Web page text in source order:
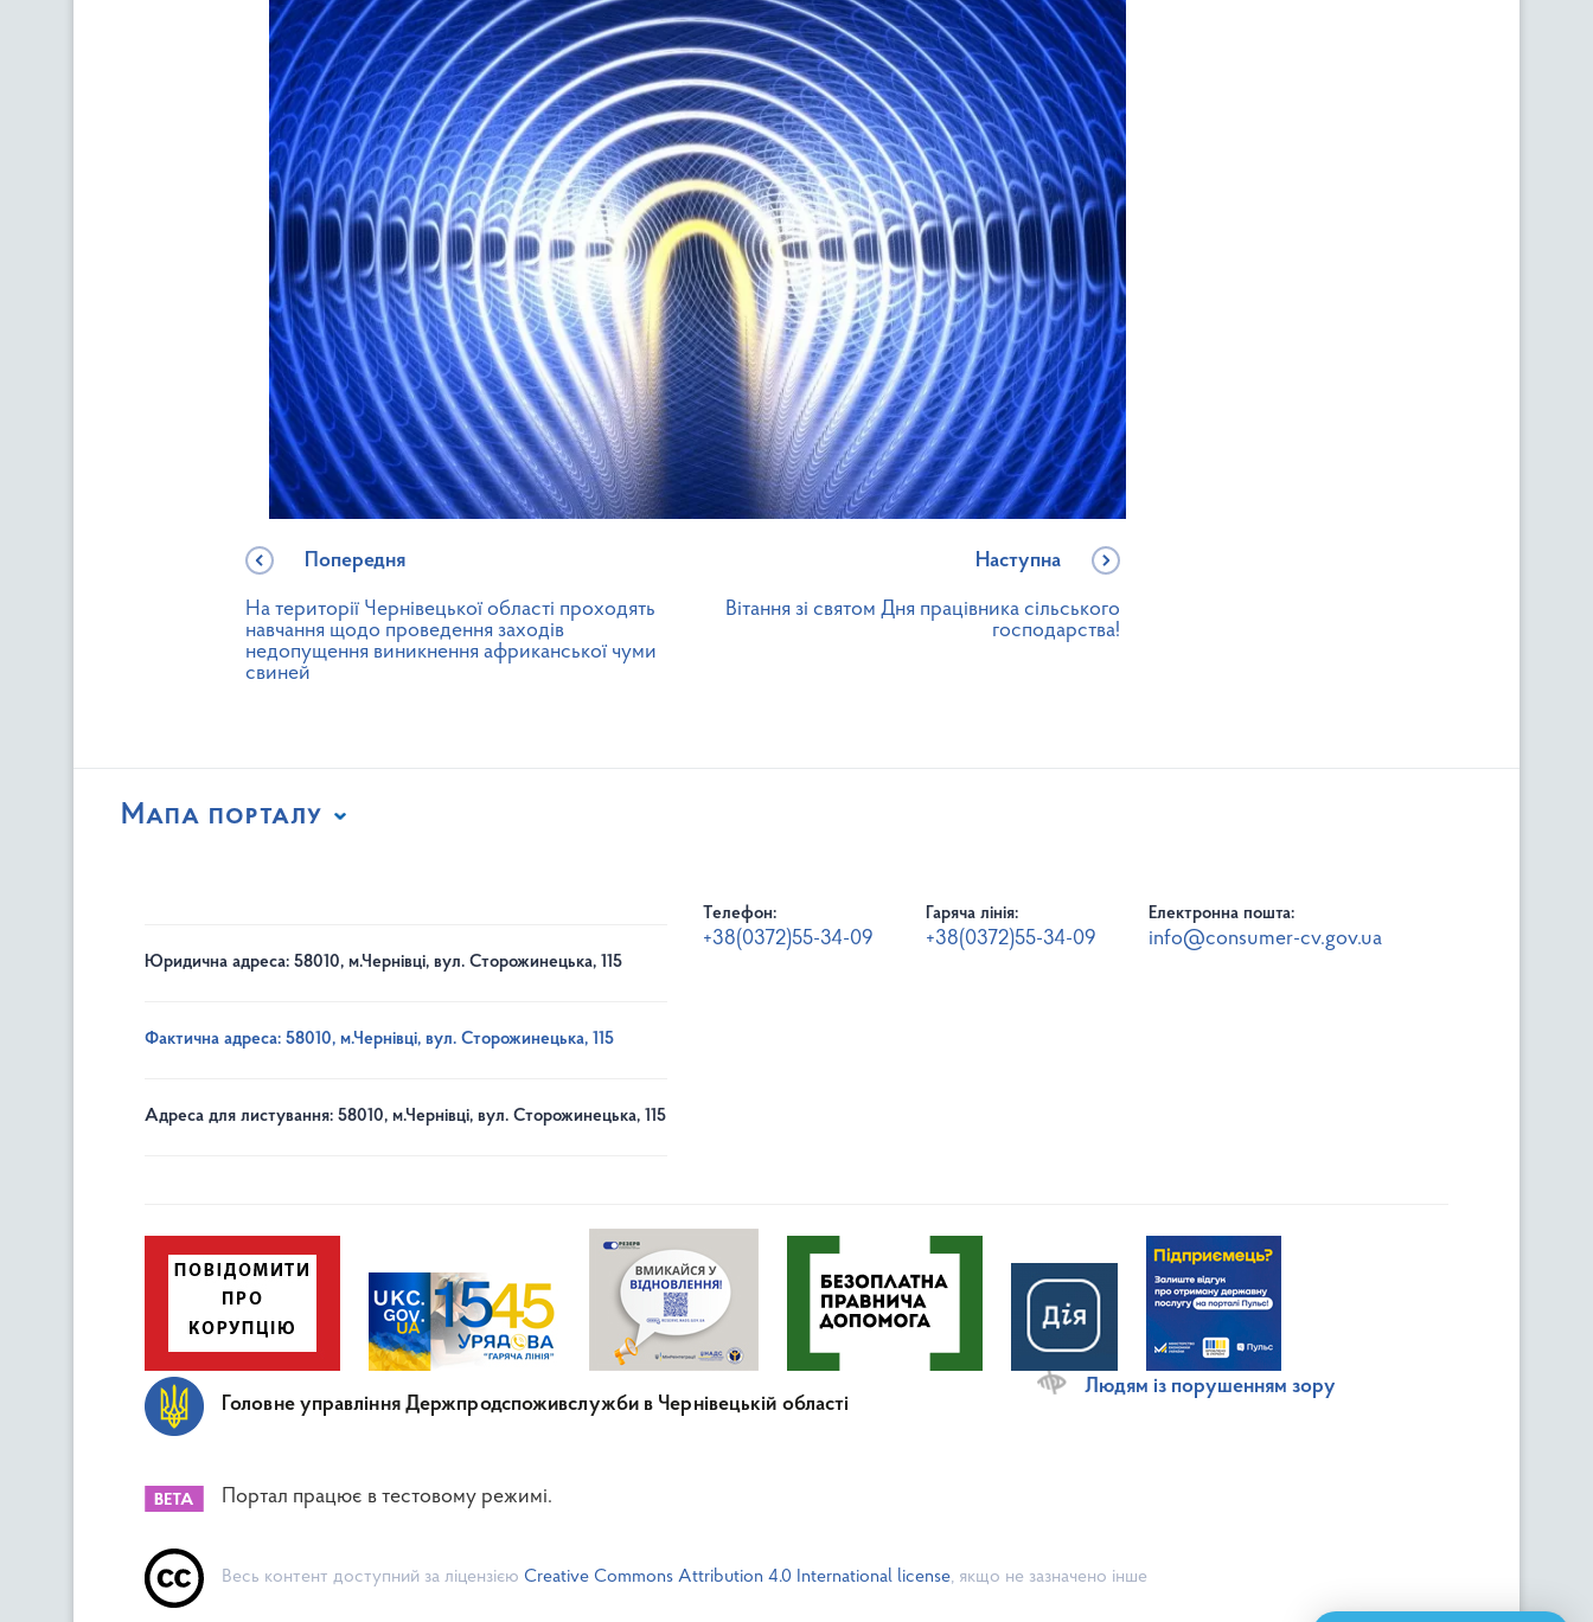
Попередня
На території Чернівецької області проходять
навчання щодо проведення заходів
недопущення виникнення африканської чуми
свиней
Наступна
Вітання зі святом Дня працівника сільського
господарства!
Мапа порталу
Юридична адреса: 58010, м.Чернівці, вул. Сторожинецька, 115
Фактична адреса: 58010, м.Чернівці, вул. Сторожинецька, 115
Адреса для листування: 58010, м.Чернівці, вул. Сторожинецька, 115
Телефон:
+38(0372)55-34-09
Гаряча лінія:
+38(0372)55-34-09
Електронна пошта:
info@consumer-cv.gov.ua
Головне управління Держпродспоживслужби в Чернівецькій області
Портал працює в тестовому режимі.
Людям із порушенням зору
Весь контент доступний за ліцензією Creative Commons Attribution 4.0 International license, якщо не зазначено інше